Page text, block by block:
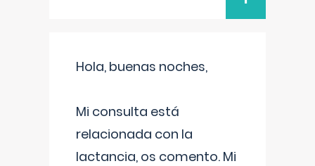
Hola, buenas noches,
Mi consulta está
relacionada con la
lactancia, os comento. Mi